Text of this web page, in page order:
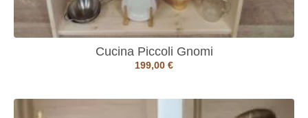
Cucina Piccoli Gnomi
199,00 €